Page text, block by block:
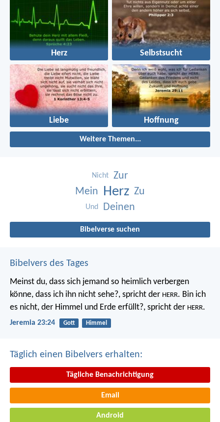
Herz Selbstsucht
Liebe Hoffnung
Weitere Themen...
Nicht
Zur
Mein
Herz Zu
Und Deinen
Bibelverse suchen
Bibelvers des Tages
Meinst du, dass sich jemand so heimlich verbergen
könne, dass ich ihn nicht sehe?, spricht der HERR. Bin ich
es nicht, der Himmel und Erde erfüllt?, spricht der HERR.
Jeremia 23:24 Gott Himmel
Täglich einen Bibelvers erhalten:
Tägliche Benachrichtigung
Email
Android